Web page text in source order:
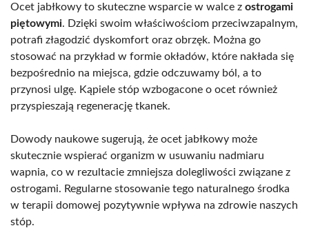
Ocet jabłkowy to skuteczne wsparcie w walce z ostrogami
piętowymi. Dzięki swoim właściwościom przeciwzapalnym,
potrafi złagodzić dyskomfort oraz obrzęk. Można go
stosować na przykład w formie okładów, które nakłada się
bezpośrednio na miejsca, gdzie odczuwamy ból, a to
przynosi ulgę. Kąpiele stóp wzbogacone o ocet również
przyspieszają regenerację tkanek.
Dowody naukowe sugerują, że ocet jabłkowy może
skutecznie wspierać organizm w usuwaniu nadmiaru
wapnia, co w rezultacie zmniejsza dolegliwości związane z
ostrogami. Regularne stosowanie tego naturalnego środka
w terapii domowej pozytywnie wpływa na zdrowie naszych
stóp.